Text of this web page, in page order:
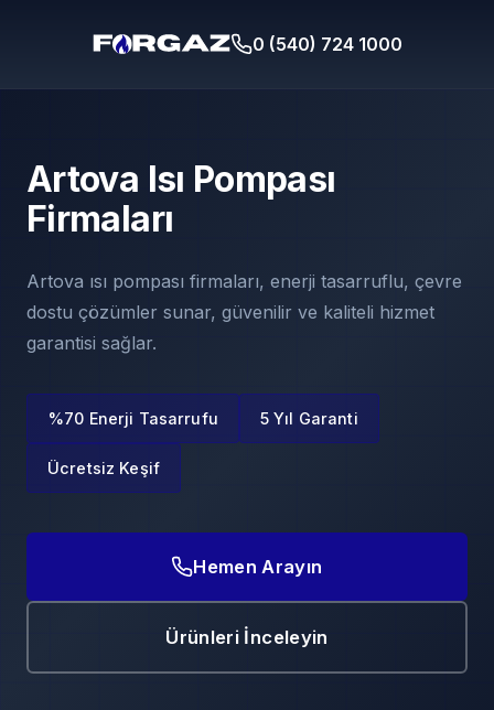
0 (540) 724 1000
Artova Isı Pompası
Firmaları
Artova ısı pompası firmaları, enerji tasarruflu, çevre
dostu çözümler sunar, güvenilir ve kaliteli hizmet
garantisi sağlar.
%70 Enerji Tasarrufu 5 Yıl Garanti
Ücretsiz Keşif
Hemen Arayın
Ürünleri İnceleyin